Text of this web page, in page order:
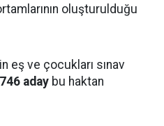
oluşturulduğu
eş ve çocukları sınav
746 aday bu haktan